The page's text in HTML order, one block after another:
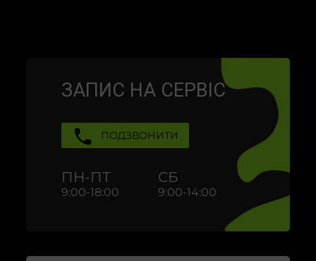
ЗАПИС НА СЕРВIС
ПОДЗВОНИТИ
ПН-ПТ
9:00-18:00
СБ
9:00-14:00